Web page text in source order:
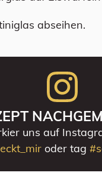
abseihen.
uns auf
oder tag